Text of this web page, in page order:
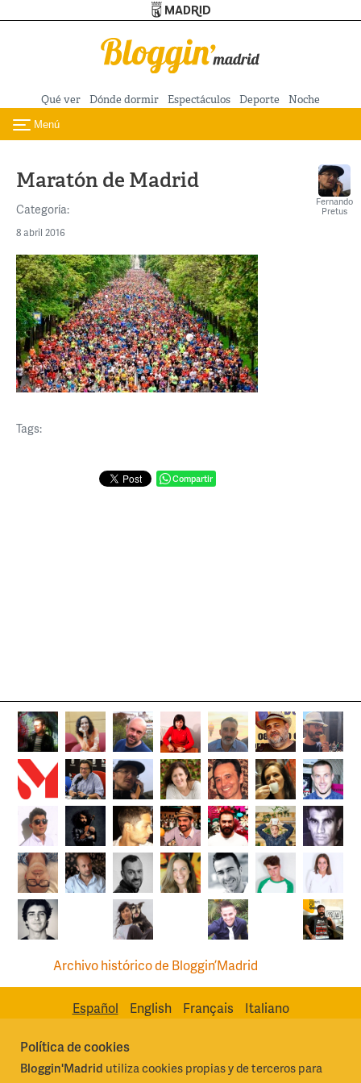
Pasar al contenido principal
Qué ver Dónde dormir Espectáculos Deporte Noche
Toggle navigation
Menú
Maratón de Madrid
Categoría:
8 abril 2016
Fernando
Pretus
Tags:
Compartir
Archivo histórico de Bloggin’Madrid
Español English Français Italiano
Política de cookies
Bloggin'Madrid utiliza cookies propias y de terceros para